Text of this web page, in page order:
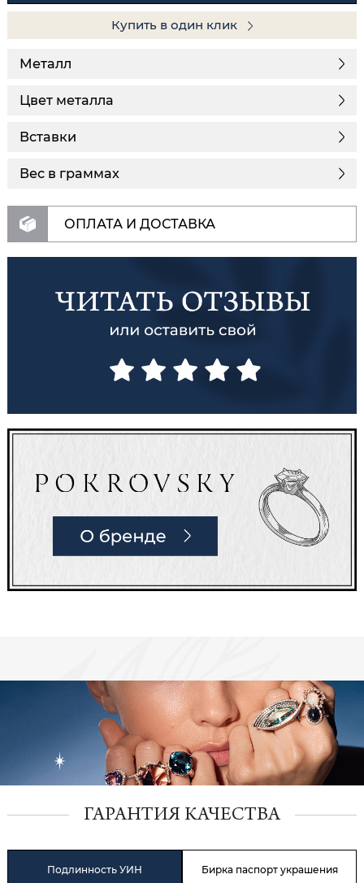
Купить в один клик
Металл
Цвет металла
Вставки
Вес в граммах
ОПЛАТА И ДОСТАВКА
ГАРАНТИЯ КАЧЕСТВА
Подлинность УИН Бирка паспорт украшения